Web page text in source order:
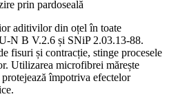
aditivilor din oțel în toate
N B V.2.6 și SNiP 2.03.13-88.
fisuri și contracție, stinge procesele
Utilizarea microfibrei mărește
împotriva efectelor